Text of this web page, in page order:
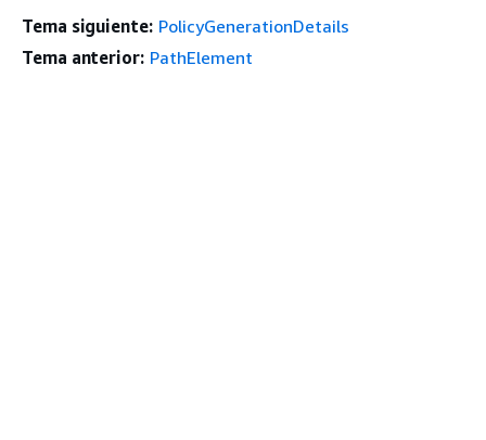
Tema siguiente: PolicyGenerationDetails
Tema anterior: PathElement